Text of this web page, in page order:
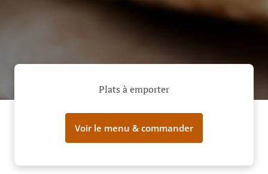
Plats à emporter
Voir le menu & commander